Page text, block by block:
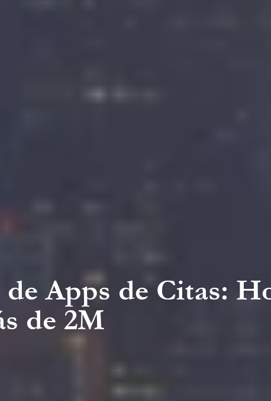
de Apps de Citas:
de 2M